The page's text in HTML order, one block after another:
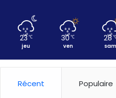
23 ℃
jeu
30℃
ven
28
sam
Récent Populaire